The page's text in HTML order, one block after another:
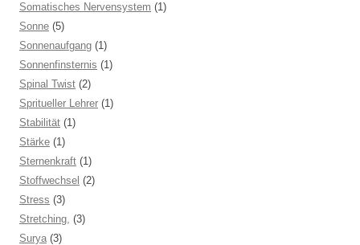
Somatisches Nervensystem (1)
Sonne (5)
Sonnenaufgang (1)
Sonnenfinsternis (1)
Spinal Twist (2)
Spritueller Lehrer (1)
Stabilität (1)
Stärke (1)
Sternenkraft (1)
Stoffwechsel (2)
Stress (3)
Stretching, (3)
Surya (3)